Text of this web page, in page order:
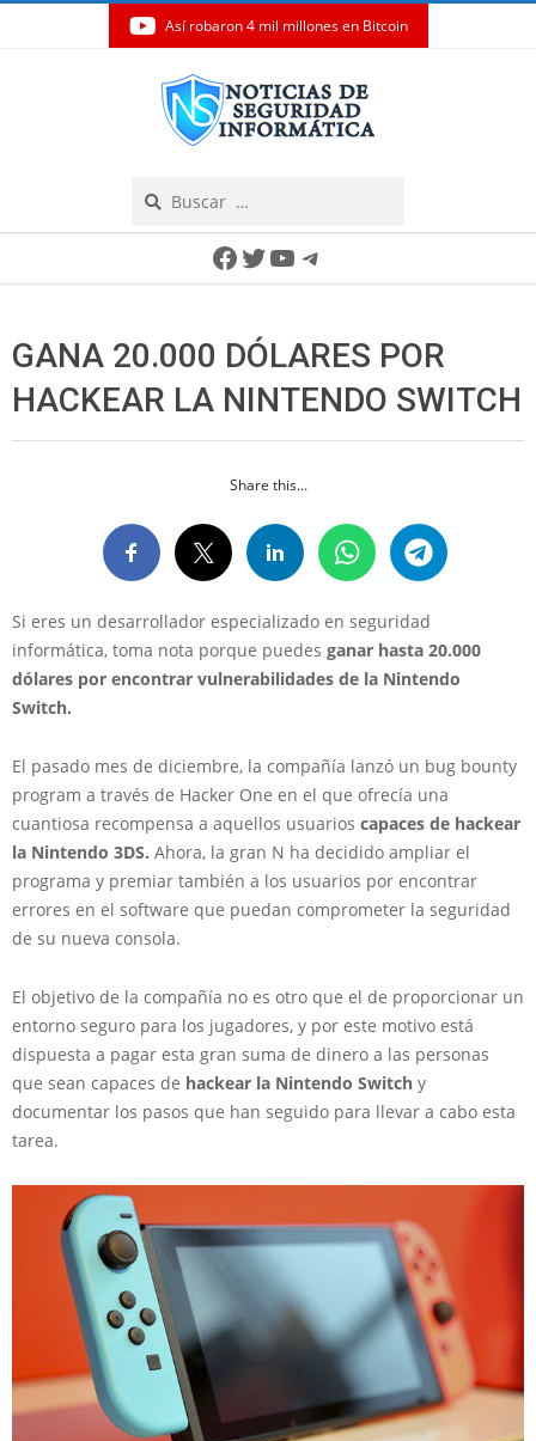
Así robaron 4 mil millones en Bitcoin
Facebook
Twitter
YouTube
Telegram
GANA 20.000 DÓLARES POR
HACKEAR LA NINTENDO SWITCH
Share this...
Si eres un desarrollador especializado en seguridad
informática, toma nota porque puedes ganar hasta 20.000
dólares por encontrar vulnerabilidades de la Nintendo
Switch.
El pasado mes de diciembre, la compañía lanzó un bug bounty
program a través de Hacker One en el que ofrecía una
cuantiosa recompensa a aquellos usuarios capaces de hackear
la Nintendo 3DS. Ahora, la gran N ha decidido ampliar el
programa y premiar también a los usuarios por encontrar
errores en el software que puedan comprometer la seguridad
de su nueva consola.
El objetivo de la compañía no es otro que el de proporcionar un
entorno seguro para los jugadores, y por este motivo está
dispuesta a pagar esta gran suma de dinero a las personas
que sean capaces de hackear la Nintendo Switch y
documentar los pasos que han seguido para llevar a cabo esta
tarea.